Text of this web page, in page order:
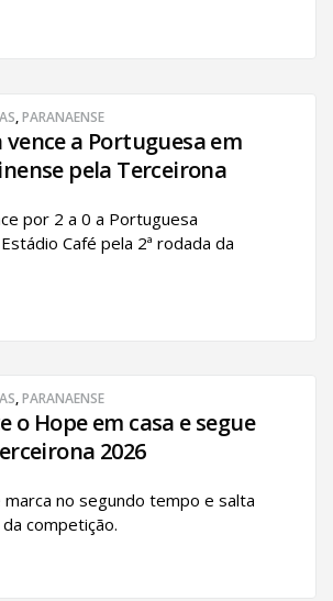
,PARANAENSE
a Portuguesa em
pela Terceirona
por 2 a 0 a Portuguesa
Café pela 2ª rodada da
,PARANAENSE
o Hope em casa e segue
2026
marca no segundo tempo e salta
competição.